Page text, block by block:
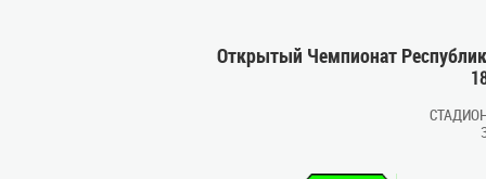
Открытый Чемпионат